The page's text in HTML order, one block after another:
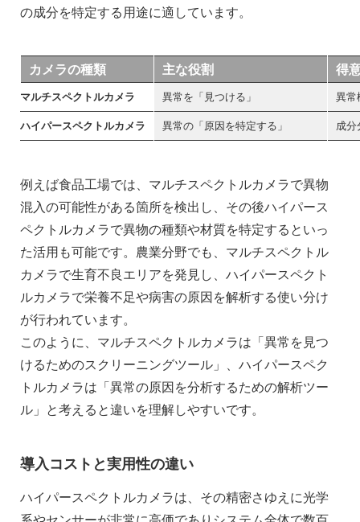
の成分を特定する用途に適しています。
カメラの種類 主な役割 得
マルチスペクトルカメラ 異常を「見つける」
異常
ハイパースペクトルカメラ
異常の「原因を特定する」 成
例えば食品工場では、マルチスペクトルカメラで異物
混入の可能性がある箇所を検出し、その後ハイパース
ペクトルカメラで異物の種類や材質を特定するといっ
た活用も可能です。農業分野でも、マルチスペクトル
カメラで生育不良エリアを発見し、ハイパースペクト
ルカメラで栄養不足や病害の原因を解析する使い分け
が行われています。
このように、マルチスペクトルカメラは「異常を見つ
けるためのスクリーニングツール」、ハイパースペク
トルカメラは「異常の原因を分析するための解析ツー
ル」と考えると違いを理解しやすいです。
導入コストと実用性の違い
ハイパースペクトルカメラは、その精密さゆえに光学